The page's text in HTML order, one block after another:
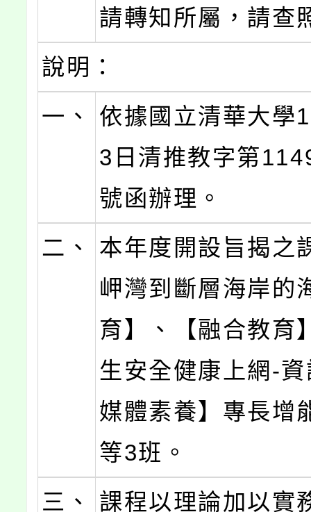
請轉知所屬，請查
說明：
一、
依據國立清華大學
3日清推教字第
號函辦理。
二、
本年度開設旨揭之
岬灣到斷層海岸的
育】、【融合教育
生安全健康上網-
媒體素養】專長增
等3班。
三、
課程以理論加以實